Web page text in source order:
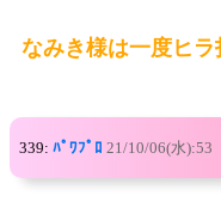
なみき様は一度ヒラ
339: ﾊﾟﾜﾌﾟﾛ 21/10/06(水):53